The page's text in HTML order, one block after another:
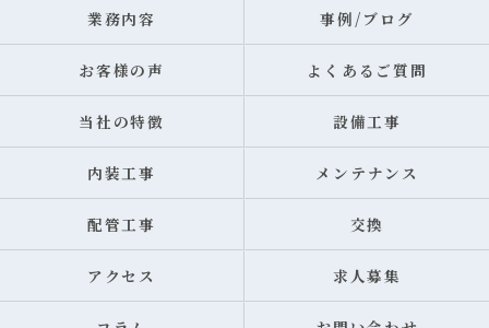
業務内容 事例/ブログ
お客様の声 よくあるご質問
当社の特徴 設備工事
内装工事 メンテナンス
配管工事 交換
アクセス 求人募集